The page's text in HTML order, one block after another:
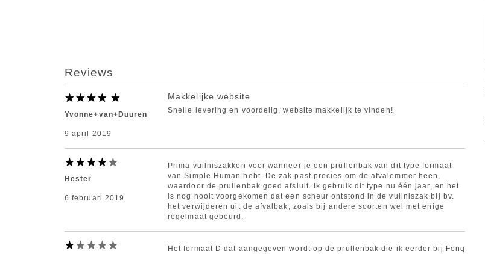
Reviews
Yvonne+van+Duuren
9 april 2019
Makkelijke website
Snelle levering en voordelig, website makkelijk te vinden!
Hester
6 februari 2019
Prima vuilniszakken voor wanneer je een prullenbak van dit type formaat
van Simple Human hebt. De zak past precies om de afvalemmer heen,
waardoor de prullenbak goed afsluit. Ik gebruik dit type nu één jaar, en het
is nog nooit voorgekomen dat een scheur ontstond in de vuilniszak bij bv.
het verwijderen uit de afvalbak, zoals bij andere soorten wel met enige
regelmaat gebeurd.
Het formaat D dat aangegeven wordt op de prullenbak die ik eerder bij Fonq